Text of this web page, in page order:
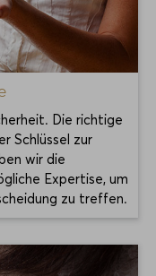
Die richtige
Schlüssel zur
wir die
Expertise, um
zu treffen.